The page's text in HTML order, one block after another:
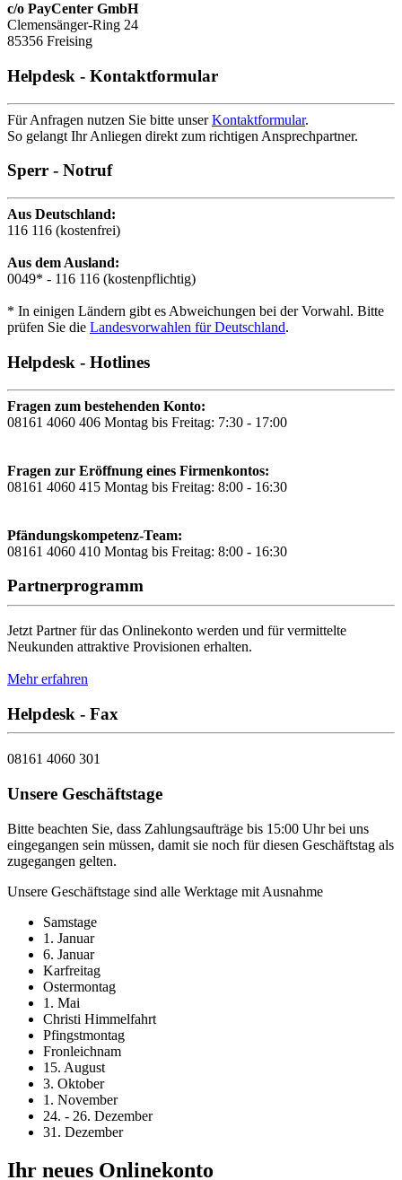
c/o PayCenter GmbH
Clemensänger-Ring 24
85356 Freising
Helpdesk - Kontaktformular
Für Anfragen nutzen Sie bitte unserKontaktformular.
So gelangt Ihr Anliegen direkt zum richtigen Ansprechpartner.
Sperr - Notruf
Aus Deutschland:
116 116 (kostenfrei)
Aus dem Ausland:
0049* - 116 116 (kostenpflichtig)
* In einigen Ländern gibt es Abweichungen bei der Vorwahl. Bitte
prüfen Sie die Landesvorwahlen für Deutschland.
Helpdesk - Hotlines
Fragen zum bestehenden Konto:
08161 4060 406 Montag bis Freitag: 7:30 - 17:00
Fragen zur Eröffnung eines Firmenkontos:
08161 4060 415 Montag bis Freitag: 8:00 - 16:30
Pfändungskompetenz-Team:
08161 4060 410 Montag bis Freitag: 8:00 - 16:30
Partnerprogramm
Jetzt Partner für das Onlinekonto werden und für vermittelte
Neukunden attraktive Provisionen erhalten.
Mehr erfahren
Helpdesk - Fax
08161 4060 301
Unsere Geschäftstage
Bitte beachten Sie, dass Zahlungsaufträge bis 15:00 Uhr bei uns
eingegangen sein müssen, damit sie noch für diesen Geschäftstag als
zugegangen gelten.
Unsere Geschäftstage sind alle Werktage mit Ausnahme
Samstage
1. Januar
6. Januar
Karfreitag
Ostermontag
1. Mai
Christi Himmelfahrt
Pfingstmontag
Fronleichnam
15. August
3. Oktober
1. November
24. - 26. Dezember
31. Dezember
Ihr neues Onlinekonto